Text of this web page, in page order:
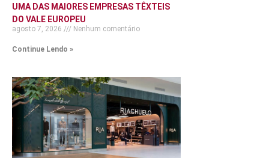
UMA DAS MAIORES EMPRESAS TÊXTEIS
DO VALE EUROPEU
agosto 7, 2026 Nenhum comentário
Continue Lendo »